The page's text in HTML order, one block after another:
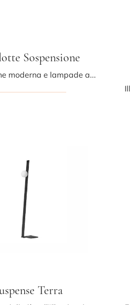
Sospensione
Illuminazione moderna e lampade a sospensione: scopri di più sulla lampada Charlotte Sospensione in metallo che ti proponiamo.
Terra